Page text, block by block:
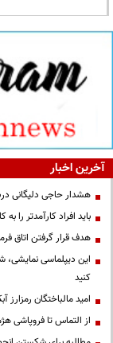
آخرین اخبار
هشدار حاجی دلیگانی
باید افراد کارآمدتر
هدف قرار گرفتن اتاق‌
این دیپلماسی
کنید
امید مالباختگان
از التماس تا فروپاشی